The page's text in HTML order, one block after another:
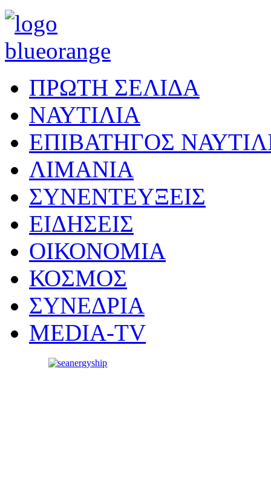
ΠΡΩΤΗ ΣΕΛΙΔΑ
ΝΑΥΤΙΛΙΑ
ΕΠΙΒΑΤΗΓΟΣ
ΛΙΜΑΝΙΑ
ΣΥΝΕΝΤΕΥΞΕΙΣ
ΕΙΔΗΣΕΙΣ
ΟΙΚΟΝΟΜΙΑ
ΚΟΣΜΟΣ
ΣΥΝΕΔΡΙΑ
MEDIA-TV